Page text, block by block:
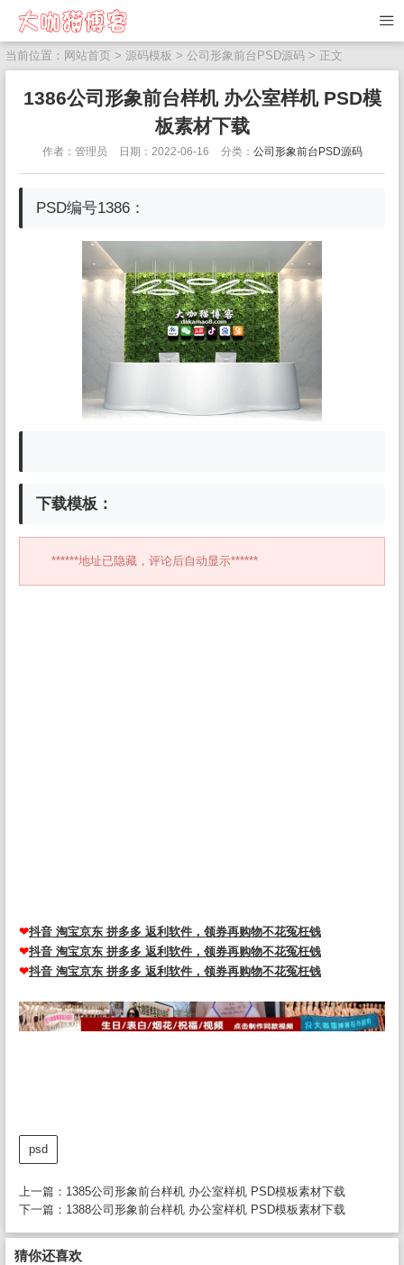
当前位置： 网站首页 > 源码模板 > 公司形象前台PSD源码 > 正文
1386公司形象前台样机 办公室样机 PSD模
板素材下载
作者：管理员 日期：2022-06-16 分类： 公司形象前台PSD源码
PSD编号1386：
下载模板：
******地址已隐藏，评论后自动显示******
❤抖音 淘宝京东 拼多多 返利软件，领券再购物不花冤枉钱
❤抖音 淘宝京东 拼多多 返利软件，领券再购物不花冤枉钱
❤抖音 淘宝京东 拼多多 返利软件，领券再购物不花冤枉钱
psd
上一篇： 1385公司形象前台样机 办公室样机 PSD模板素材下载
下一篇： 1388公司形象前台样机 办公室样机 PSD模板素材下载
猜你还喜欢